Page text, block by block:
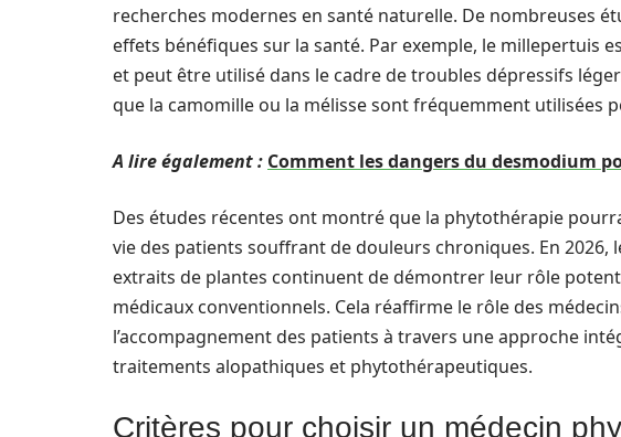
recherches modernes en santé naturelle. De nombreuses
effets bénéfiques sur la santé. Par exemple, le millepertuis
et peut être utilisé dans le cadre de troubles dépressifs
que la camomille ou la mélisse sont fréquemment utilisées
A lire également : Comment les dangers du desmodium
Des études récentes ont montré que la phytothérapie
vie des patients souffrant de douleurs chroniques. En 2026,
extraits de plantes continuent de démontrer leur rôle
médicaux conventionnels. Cela réaffirme le rôle des
l’accompagnement des patients à travers une approche
traitements alopathiques et phytothérapeutiques.
Critères pour choisir un médecin